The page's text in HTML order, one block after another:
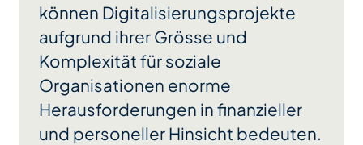
können Digitalisierungsprojekte
aufgrund ihrer Grösse und
Komplexität für soziale
Organisationen enorme
Herausforderungen in finanzieller
und personeller Hinsicht bedeuten.